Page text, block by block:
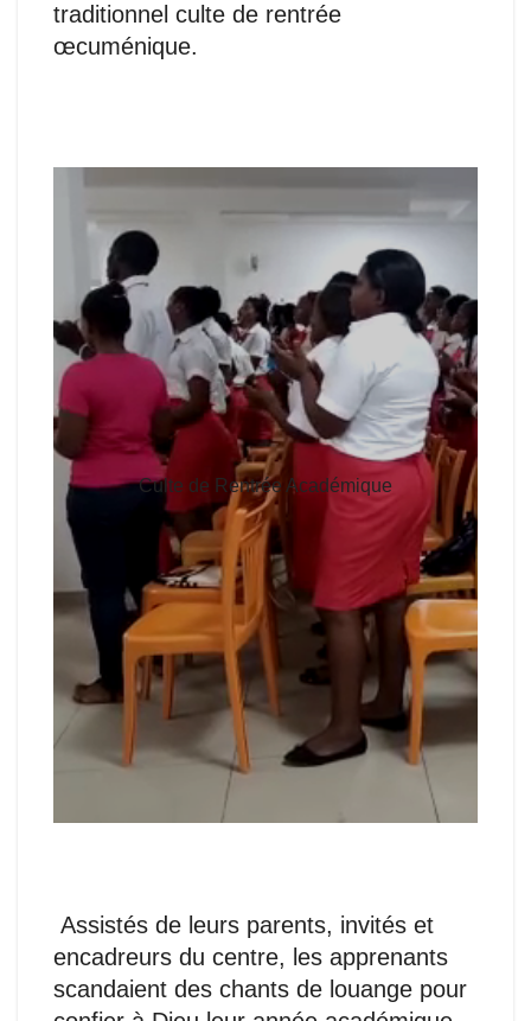
traditionnel culte de rentrée
œcuménique.
Culte de Rentrée Académique
Assistés de leurs parents, invités et
encadreurs du centre, les apprenants
scandaient des chants de louange pour